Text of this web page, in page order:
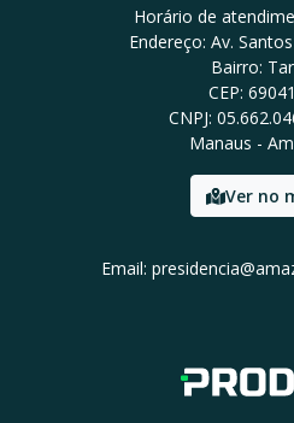
Horário de
Endereço: Av.
Bairro:
CEP:
CNPJ:
Manaus -
Ver no
Email: